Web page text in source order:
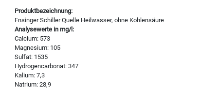
Produktbezeichnung:
Ensinger Schiller Quelle Heilwasser, ohne Kohlensäure
Analysewerte in mg/l:
Calcium: 573
Magnesium: 105
Sulfat: 1535
Hydrogencarbonat: 347
Kalium: 7,3
Natrium: 28,9